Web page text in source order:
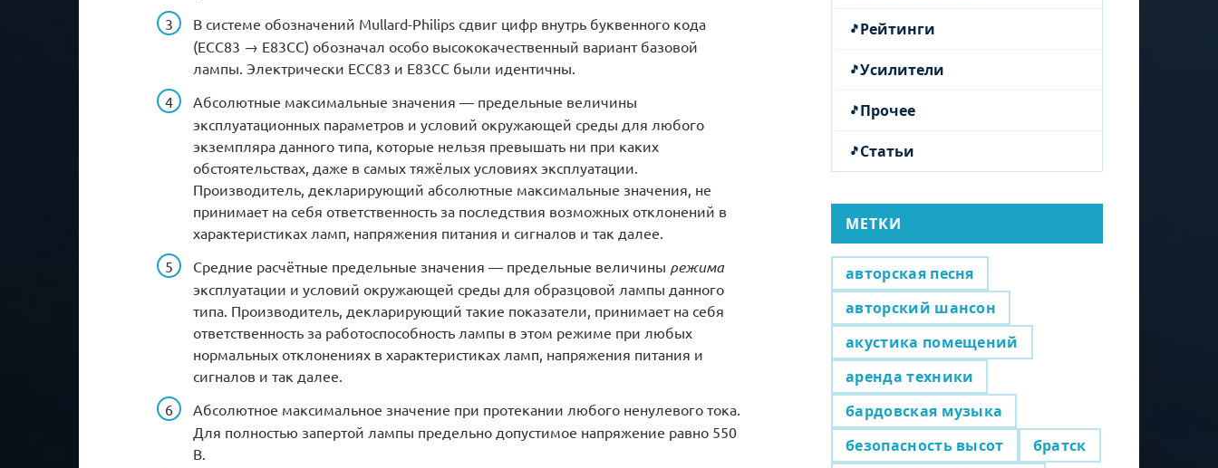
В cистеме обозначений Mullard-Philips сдвиг цифр внутрь буквенного кода
(ECC83 → E83CC) обозначал особо высококачественный вариант базовой
лампы. Электрически ECC83 и E83CC были идентичны.
Абсолютные максимальные значения — предельные величины
эксплуатационных параметров и условий окружающей среды для любого
экземпляра данного типа, которые нельзя превышать ни при каких
обстоятельствах, даже в самых тяжёлых условиях эксплуатации.
Производитель, декларирующий абсолютные максимальные значения, не
принимает на себя ответственность за последствия возможных отклонений в
характеристиках ламп, напряжения питания и сигналов и так далее.
Средние расчётные предельные значения — предельные величины режима
эксплуатации и условий окружающей среды для образцовой лампы данного
типа. Производитель, декларирующий такие показатели, принимает на себя
ответственность за работоспособность лампы в этом режиме при любых
нормальных отклонениях в характеристиках ламп, напряжения питания и
сигналов и так далее.
Абсолютное максимальное значение при протекании любого ненулевого тока.
Для полностью запертой лампы предельно допустимое напряжение равно 550
В.
Рейтинги
Усилители
Прочее
Статьи
МЕТКИ
авторская песня
авторский шансон
акустика помещений
аренда техники
бардовская музыка
безопасность высот
братск